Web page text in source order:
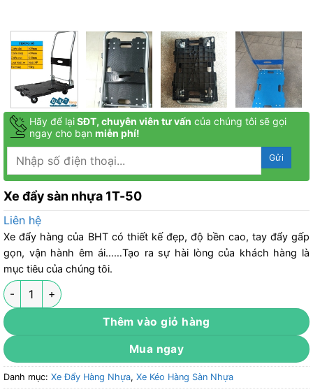
Hãy để lạiSĐT, chuyên viên tư vấn của chúng tôi sẽ gọi
ngay cho bạn miễn phí!
Xe đẩy sàn nhựa 1T-50
Liên hệ
Xe đẩy hàng của BHT có thiết kế đẹp, độ bền cao, tay đẩy gấp
gọn, vận hành êm ái……Tạo ra sự hài lòng của khách hàng là
mục tiêu của chúng tôi.
Xe đẩy sàn nhựa 1T-50 số lượng
Thêm vào giỏ hàng
Mua ngay
Danh mục: Xe Đẩy Hàng Nhựa, Xe Kéo Hàng Sàn Nhựa